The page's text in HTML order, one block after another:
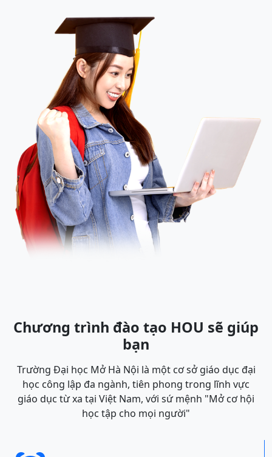
Chương trình đào tạo HOU sẽ giúp
bạn
Trường Đại học Mở Hà Nội là một cơ sở giáo dục đại
học công lập đa ngành, tiên phong trong lĩnh vực
giáo dục từ xa tại Việt Nam, với sứ mệnh "Mở cơ hội
học tập cho mọi người"